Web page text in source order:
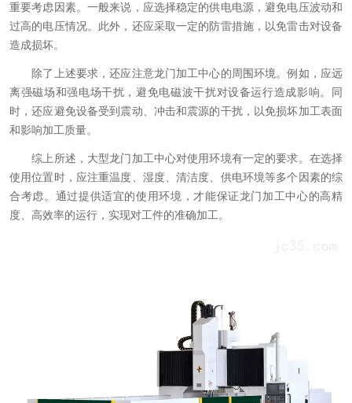
重要考虑因素。一般来说，应选择稳定的供电电源，避免电压波动和
过高的电压情况。此外，还应采取一定的防雷措施，以免雷击对设备
造成损坏。
除了上述要求，还应注意龙门加工中心的周围环境。例如，应远
离强磁场和强电场干扰，避免电磁波干扰对设备运行造成影响。同
时，还应避免设备受到震动、冲击和震源的干扰，以免损坏加工表面
和影响加工质量。
综上所述，大型龙门加工中心对使用环境有一定的要求。在选择
使用位置时，应注重温度、湿度、清洁度、供电环境等多个因素的综
合考虑。通过提供适宜的使用环境，才能保证龙门加工中心的高精
度、高效率的运行，实现对工件的准确加工。